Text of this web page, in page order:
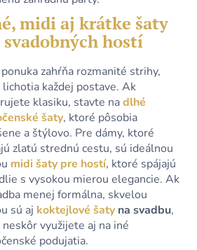
midi aj krátke šaty
hostí
zahŕňa rozmanité strihy,
každej postave. Ak
klasiku, stavte nadlhé
šaty, ktoré pôsobia
a štýlovo. Pre dámy, ktoré
zlatú strednú cestu, sú ideálnou
midi šaty pre hostí, ktoré spájajú
s vysokou mierou elegancie. Ak
menej formálna, skvelou
sú aj koktejlové šaty na svadbu,
využijete aj na iné
podujatia.